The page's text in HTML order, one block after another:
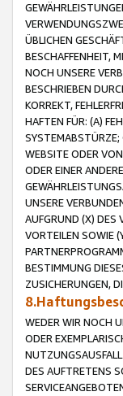
ÜBLICHEN
BESCHAFFENHEIT,
NOCH UNSERE
BESCHRIEBEN
KORREKT,
HAFTEN FÜR: (A)
SYSTEMABSTÜRZE;
WEBSITE ODER
ODER EINER
UNSERE
AUFGRUND (X) DES
VORTEILEN SOWIE
BESTIMMUNG
ZUSICHERUNGEN,
WEDER WIR NOCH
ODER
DES AUFTRETENS